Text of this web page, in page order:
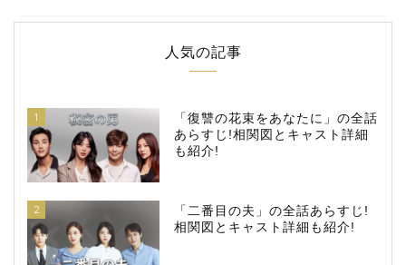
人気の記事
1
「復讐の花束をあなたに」の全話
あらすじ!相関図とキャスト詳細
も紹介!
2
「二番目の夫」の全話あらすじ!
相関図とキャスト詳細も紹介!